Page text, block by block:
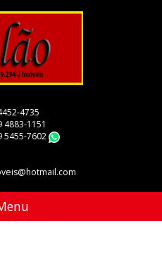
4735
4883-1151
5455-7602